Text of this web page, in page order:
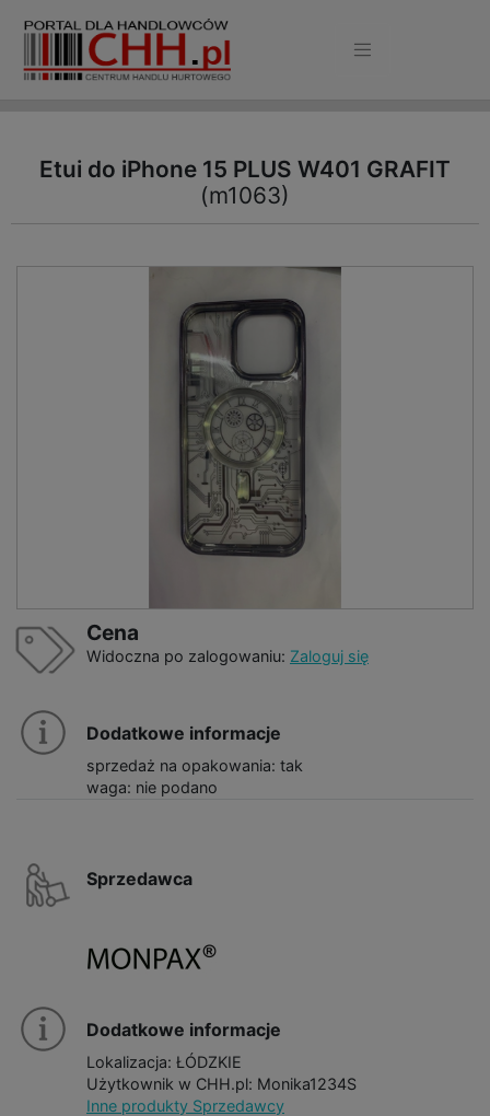
Etui do iPhone 15 PLUS W401 GRAFIT
(m1063)
Cena
Widoczna po zalogowaniu: Zaloguj się
Dodatkowe informacje
sprzedaż na opakowania: tak
waga: nie podano
Sprzedawca
Dodatkowe informacje
Lokalizacja: ŁÓDZKIE
Użytkownik w CHH.pl: Monika1234S
Inne produkty Sprzedawcy